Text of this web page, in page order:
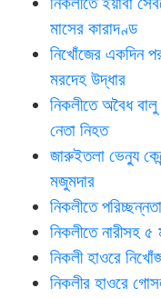
মাসের কারাদণ্ড
নিখোঁজের একদিন পর
মরদেহ উদ্ধার
নিকলীতে অবৈধ
নেতা নিহত
জারুইতলা ভেন্যু
মজুমদার
নিকলীতে
নিকলীতে নারীসহ
নিকলী হাওরে
নিকলীর হাওরে